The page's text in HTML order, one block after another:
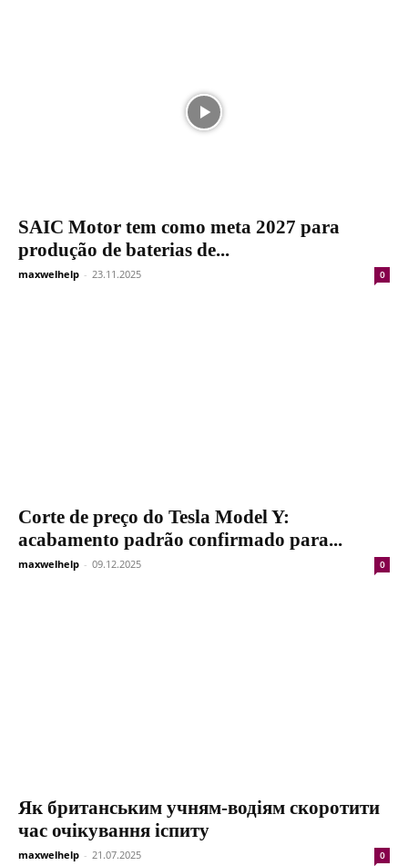
SAIC Motor tem como meta 2027 para
produção de baterias de...
maxwelhelp - 23.11.2025 0
Corte de preço do Tesla Model Y:
acabamento padrão confirmado para...
maxwelhelp - 09.12.2025 0
Як британським учням-водіям скоротити
час очікування іспиту
maxwelhelp - 21.07.2025 0